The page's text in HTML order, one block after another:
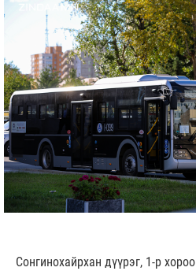
Сонгинохайрхан дүүрэг, 1-р